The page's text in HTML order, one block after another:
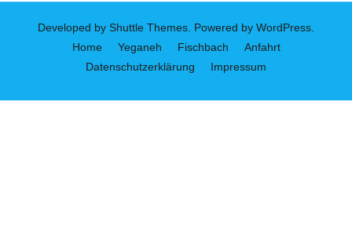
Developed by Shuttle Themes . Powered by WordPress
Home
Yeganeh Fischbach
Anfahrt
Datenschutzerklärung
Impressum